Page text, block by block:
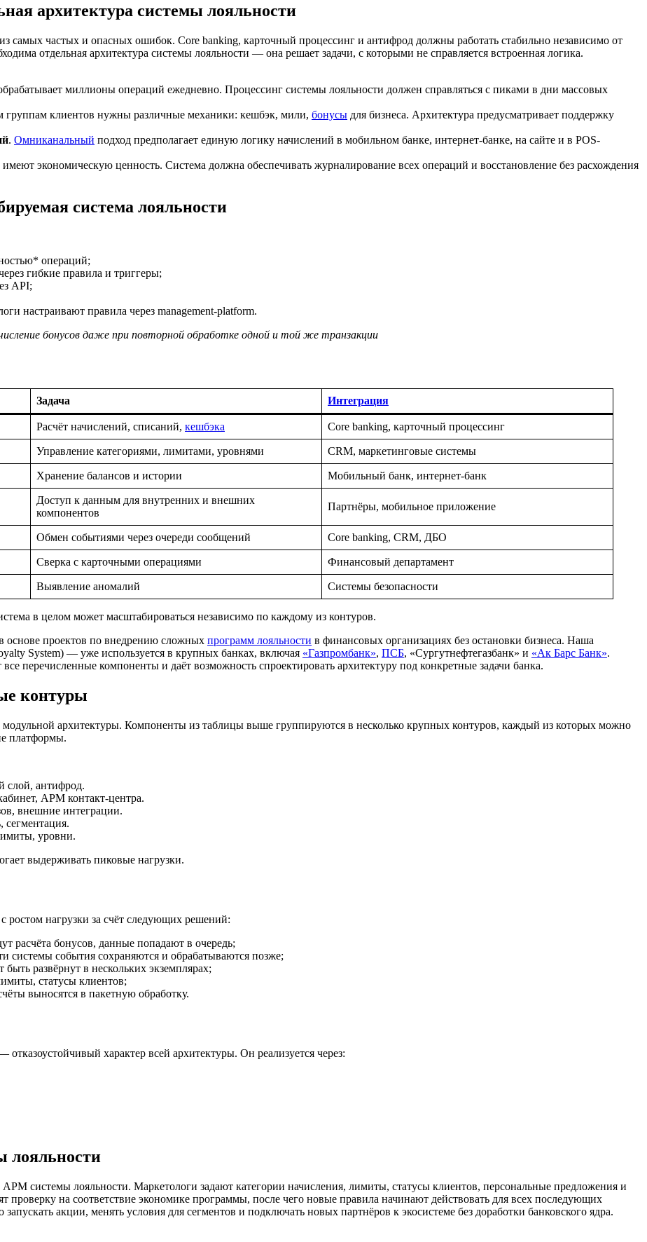
архитектура системы лояльности
самых частых и опасных ошибок. Core banking, карточный процессинг и антифрод должны работать стабильно независимо от
отдельная архитектура системы лояльности — она решает задачи, с которыми не справляется встроенная логика.
миллионы операций ежедневно. Процессинг системы лояльности должен справляться с пиками в дни массовых
группам клиентов нужны различные механики: кешбэк, мили, бонусы для бизнеса. Архитектура предусматривает поддержку
. Омниканальный подход предполагает единую логику начислений в мобильном банке, интернет-банке, на сайте и в POS-
экономическую ценность. Система должна обеспечивать журналирование всех операций и восстановление без расхождения
система лояльности
операций;
гибкие правила и триггеры;
API;
настраивают правила через management-platform.
бонусов даже при повторной обработке одной и той же транзакции
Задача Интеграция
Расчёт начислений, списаний, кешбэка Core banking, карточный процессинг
Управление категориями, лимитами, уровнями CRM, маркетинговые системы
Хранение балансов и истории Мобильный банк, интернет-банк
Доступ к данным для внутренних и внешних
компонентов
Партнёры, мобильное приложение
Обмен событиями через очереди сообщений Core banking, CRM, ДБО
Сверка с карточными операциями Финансовый департамент
Выявление аномалий Системы безопасности
в целом может масштабироваться независимо по каждому из контуров.
основе проектов по внедрению сложных программ лояльности в финансовых организациях без остановки бизнеса. Наша
System) — уже используется в крупных банках, включая «Газпромбанк», ПСБ, «Сургутнефтегазбанк» и «Ак Барс Банк».
перечисленные компоненты и даёт возможность спроектировать архитектуру под конкретные задачи банка.
контуры
модульной архитектуры. Компоненты из таблицы выше группируются в несколько крупных контуров, каждый из которых можно
платформы.
слой, антифрод.
АРМ контакт-центра.
внешние интеграции.
сегментация.
уровни.
выдерживать пиковые нагрузки.
ростом нагрузки за счёт следующих решений:
расчёта бонусов, данные попадают в очередь;
системы события сохраняются и обрабатываются позже;
развёрнут в нескольких экземплярах;
статусы клиентов;
выносятся в пакетную обработку.
характер всей архитектуры. Он реализуется через:
лояльности
системы лояльности. Маркетологи задают категории начисления, лимиты, статусы клиентов, персональные предложения и
на соответствие экономике программы, после чего новые правила начинают действовать для всех последующих
акции, менять условия для сегментов и подключать новых партнёров к экосистеме без доработки банковского ядра.